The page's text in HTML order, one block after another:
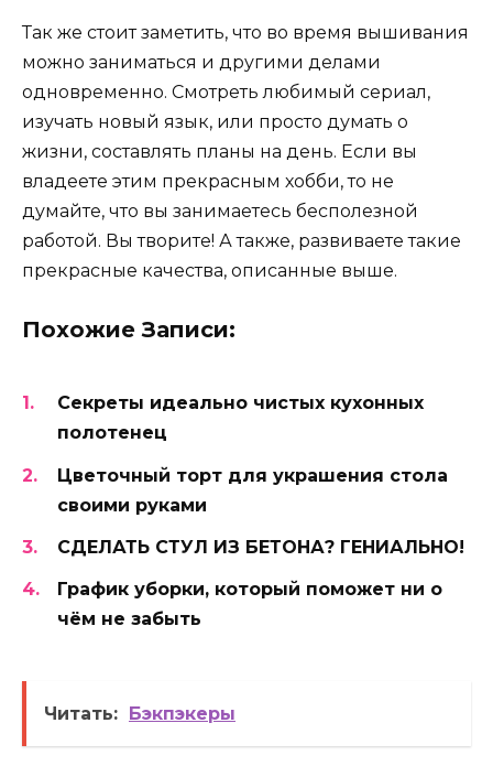
Так же стоит заметить, что во время вышивания
можно заниматься и другими делами
одновременно. Смотреть любимый сериал,
изучать новый язык, или просто думать о
жизни, составлять планы на день. Если вы
владеете этим прекрасным хобби, то не
думайте, что вы занимаетесь бесполезной
работой. Вы творите! А также, развиваете такие
прекрасные качества, описанные выше.
Похожие Записи:
Секреты идеально чистых кухонных
полотенец
Цветочный торт для украшения стола
своими руками
СДЕЛАТЬ СТУЛ ИЗ БЕТОНА? ГЕНИАЛЬНО!
График уборки, который поможет ни о
чём не забыть
Читать: Бэкпэкеры